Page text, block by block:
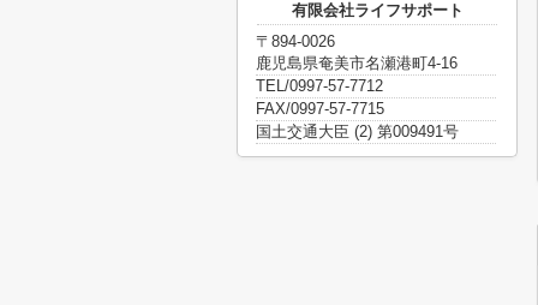
有限会社ライフサポート
〒894-0026
鹿児島県奄美市名瀬港町4-16
TEL/0997-57-7712
FAX/0997-57-7715
国土交通大臣 (2) 第009491号